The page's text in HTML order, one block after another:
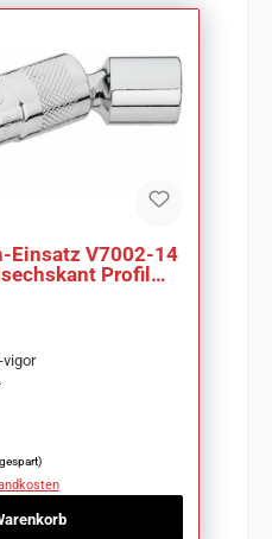
Einsatz V7002-14
Profil